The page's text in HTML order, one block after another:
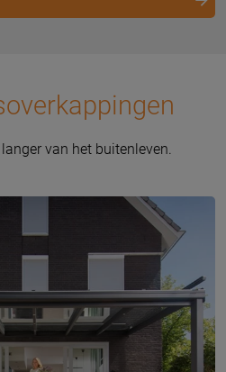
van het buitenleven.